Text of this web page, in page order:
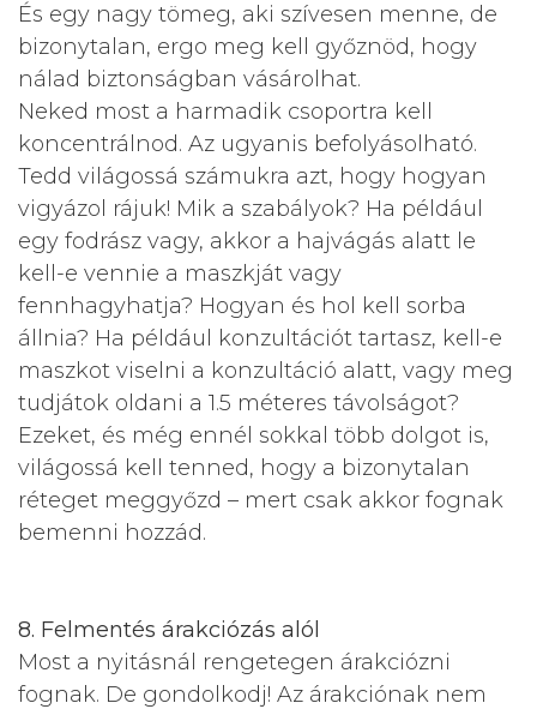
És egy nagy tömeg, aki szívesen menne, de
bizonytalan, ergo meg kell győznöd, hogy
nálad biztonságban vásárolhat.
Neked most a harmadik csoportra kell
koncentrálnod. Az ugyanis befolyásolható.
Tedd világossá számukra azt, hogy hogyan
vigyázol rájuk! Mik a szabályok? Ha például
egy fodrász vagy, akkor a hajvágás alatt le
kell-e vennie a maszkját vagy
fennhagyhatja? Hogyan és hol kell sorba
állnia? Ha például konzultációt tartasz, kell-e
maszkot viselni a konzultáció alatt, vagy meg
tudjátok oldani a 1.5 méteres távolságot?
Ezeket, és még ennél sokkal több dolgot is,
világossá kell tenned, hogy a bizonytalan
réteget meggyőzd – mert csak akkor fognak
bemenni hozzád.
8. Felmentés árakciózás alól
Most a nyitásnál rengetegen árakciózni
fognak. De gondolkodj! Az árakciónak nem